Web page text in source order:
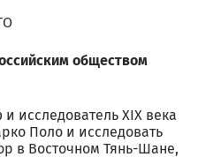
обществом
исследователь XIX века
Поло и исследовать
в Восточном Тянь-Шане,